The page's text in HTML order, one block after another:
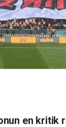
en kritik